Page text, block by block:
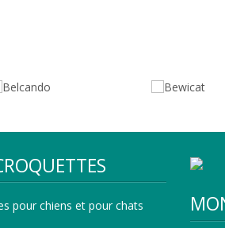
pour chiens et pour chats